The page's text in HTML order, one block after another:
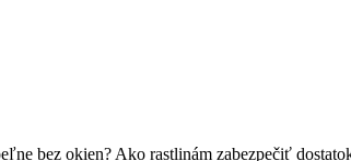
bez okien? Ako rastlinám zabezpečiť